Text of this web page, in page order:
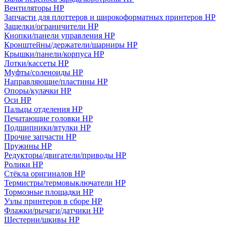
Вентиляторы HP
Запчасти для плоттеров и широкоформатных принтеров HP
Защелки/ограничители HP
Кнопки/панели управления HP
Кронштейны/держатели/шарниры HP
Крышки/панели/корпуса HP
Лотки/кассеты HP
Муфты/соленоиды HP
Направляющие/пластины HP
Опоры/кулачки HP
Оси HP
Пальцы отделения HP
Печатающие головки HP
Подшипники/втулки HP
Прочие запчасти HP
Пружины HP
Редукторы/двигатели/приводы HP
Ролики HP
Стёкла оригиналов HP
Термистры/термовыключатели HP
Тормозные площадки HP
Узлы принтеров в сборе HP
Флажки/рычаги/датчики HP
Шестерни/шкивы HP